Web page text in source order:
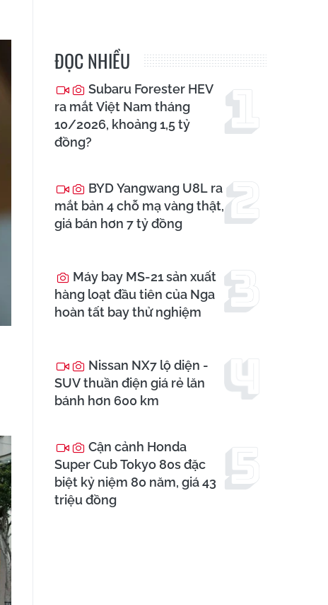
ĐỌC NHIỀU
Subaru Forester HEV
ra mắt Việt Nam tháng
10/2026, khoảng 1,5 tỷ
đồng?
BYD Yangwang U8L ra
mắt bản 4 chỗ mạ vàng thật,
giá bán hơn 7 tỷ đồng
Máy bay MS-21 sản xuất
hàng loạt đầu tiên của Nga
hoàn tất bay thử nghiệm
Nissan NX7 lộ diện -
SUV thuần điện giá rẻ lăn
bánh hơn 600 km
Cận cảnh Honda
Super Cub Tokyo 80s đặc
biệt kỷ niệm 80 năm, giá 43
triệu đồng